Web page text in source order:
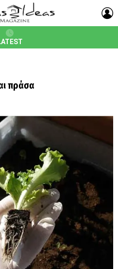
πράσα